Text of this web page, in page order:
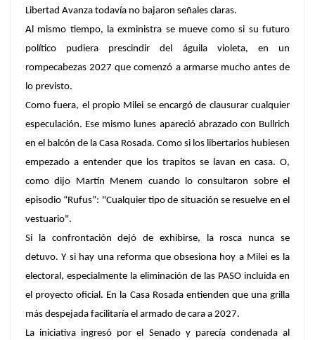
Libertad Avanza todavía no bajaron señales claras.
Al mismo tiempo, la exministra se mueve como si su futuro
político pudiera prescindir del águila violeta, en un
rompecabezas 2027 que comenzó a armarse mucho antes de
lo previsto.
Como fuera, el propio Milei se encargó de clausurar cualquier
especulación. Ese mismo lunes apareció abrazado con Bullrich
en el balcón de la Casa Rosada. Como si los libertarios hubiesen
empezado a entender que los trapitos se lavan en casa. O,
como dijo Martín Menem cuando lo consultaron sobre el
episodio “Rufus”: "Cualquier tipo de situación se resuelve en el
vestuario".
Si la confrontación dejó de exhibirse, la rosca nunca se
detuvo.Y si hay una reforma que obsesiona hoy a Milei es la
electoral, especialmente la eliminación de las PASO incluida en
el proyecto oficial. En la Casa Rosada entienden que una grilla
más despejada facilitaría el armado de cara a 2027.
La iniciativa ingresó por el Senado y parecía condenada al